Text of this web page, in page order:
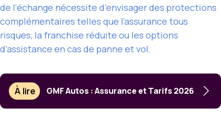
de l’échange nécessite d’envisager des protections
complémentaires telles que l’assurance tous
risques, la franchise réduite ou les options
d’assistance en cas de panne et vol.
À lire GMF Autos : Assurance et Tarifs 2026